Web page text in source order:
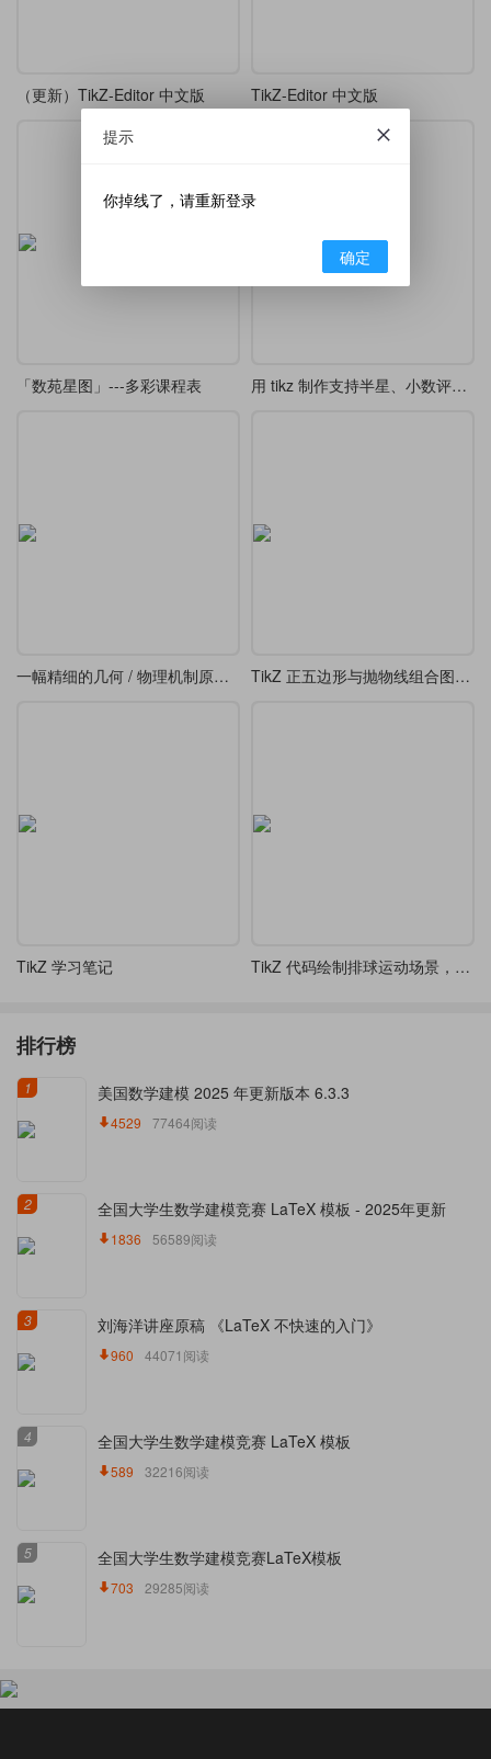
（更新）TikZ-Editor 中文版 TikZ-Editor 中文版
「数苑星图」---多彩课程表 用 tikz 制作支持半星、小数评分显示的星级评分
一幅精细的几何 / 物理机制原理图-转动连杆、轨道及阴影剖面线三维几何投影图 TikZ 正五边形与抛物线组合图形（类似 “花瓣” 或 “星形” 图案）
TikZ 学习笔记 TikZ 代码绘制排球运动场景，包含两名运动员和排球轨迹
排行榜
1 美国数学建模 2025 年更新版本 6.3.3
4529 77464阅读
2 全国大学生数学建模竞赛 LaTeX 模板 - 2025年更新
1836 56589阅读
3 刘海洋讲座原稿 《LaTeX 不快速的入门》
960 44071阅读
4 全国大学生数学建模竞赛 LaTeX 模板
589 32216阅读
5 全国大学生数学建模竞赛LaTeX模板
703 29285阅读
提示
你掉线了，请重新登录
确定